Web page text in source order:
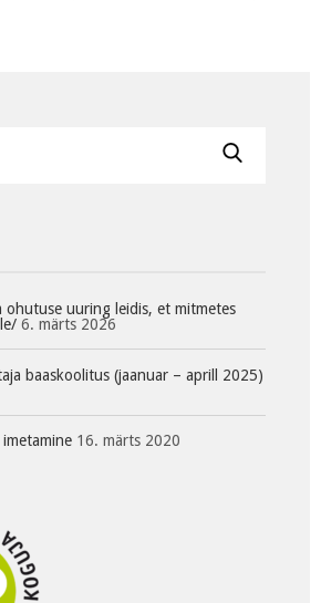
ohutuse uuring leidis, et mitmetes
6. märts 2026
baaskoolitus (jaanuar – aprill 2025)
16. märts 2020